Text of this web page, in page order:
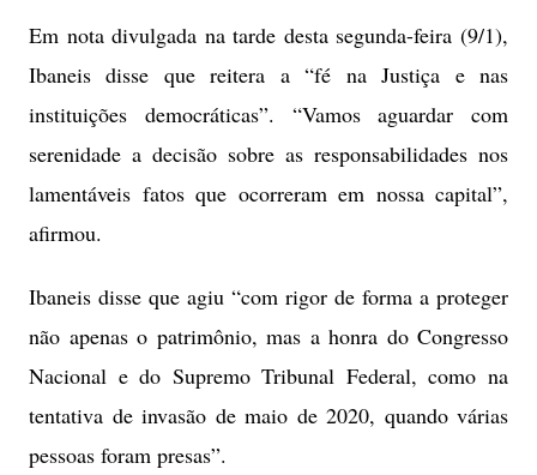
Em nota divulgada na tarde desta segunda-feira (9/1),
Ibaneis disse que reitera a “fé na Justiça e nas
instituições democráticas”. “Vamos aguardar com
serenidade a decisão sobre as responsabilidades nos
lamentáveis fatos que ocorreram em nossa capital”,
afirmou.
Ibaneis disse que agiu “com rigor de forma a proteger
não apenas o patrimônio, mas a honra do Congresso
Nacional e do Supremo Tribunal Federal, como na
tentativa de invasão de maio de 2020, quando várias
pessoas foram presas”.